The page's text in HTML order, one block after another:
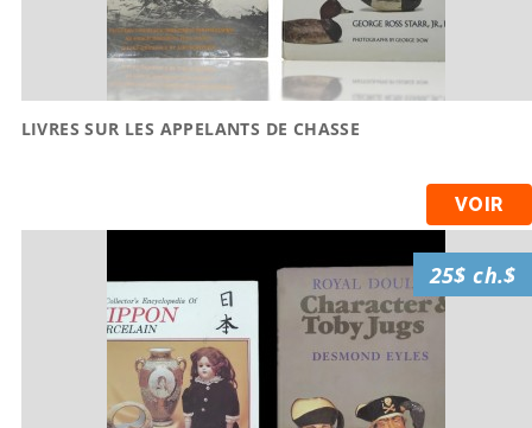
LIVRES SUR LES APPELANTS DE CHASSE
VOIR
25$ ch.$